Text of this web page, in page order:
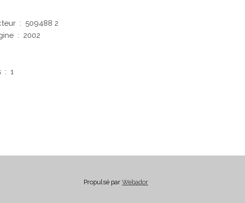
Référence constructeur ‏ : ‎ 509488 2
Date de sortie d'origine ‏ : ‎ 2002
Nombre de disques ‏ : ‎ 1
Propulsé par Webador